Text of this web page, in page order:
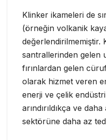
Klinker ikameleri de
(örneğin volkanik
değerlendirilmemiştir.
santrallerinden gelen
fırınlardan gelen
olarak hizmet veren
enerji ve çelik
arındırıldıkça ve
sektörüne daha az